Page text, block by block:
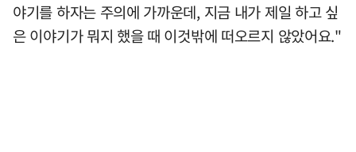
야기를 하자는 주의에 가까운데, 지금 내가 제일 하고 싶
은 이야기가 뭐지 했을 때 이것밖에 떠오르지 않았어요."